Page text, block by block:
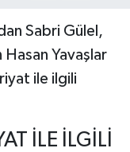
Sabri Gülel,
Yavaşlar
ile ilgili
İLE İLGİLİ